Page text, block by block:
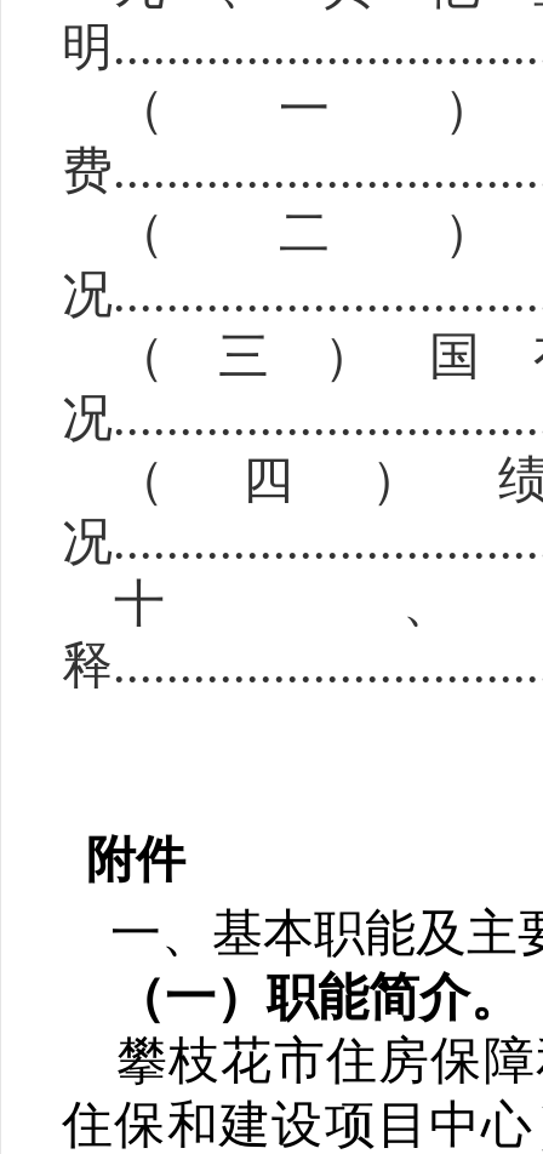
明..........................
（一
费
（二
况............................
（三）
况............................
（
四
）
况.........................
十
释
附件
一、 基本职能及主
（一）职能简介。
攀枝花市住房保
住保和建设项目中